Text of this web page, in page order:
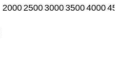
20002500300035004000